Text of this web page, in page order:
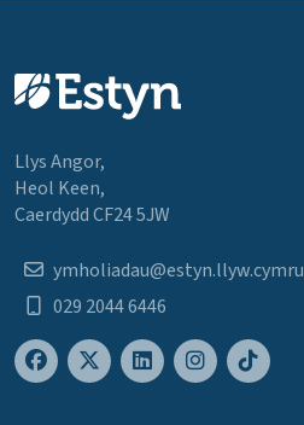
Llys Angor,
Heol Keen,
Caerdydd CF24 5JW
ymholiadau@estyn.llyw.cymru
029 2044 6446